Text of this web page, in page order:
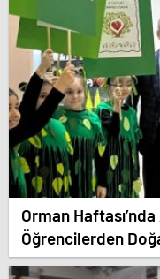
Orman
Öğrencilerden